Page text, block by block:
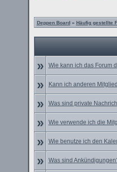
Deppen Board» Häufig gestellte
»
Wie kann ich das Forum
» Kann ich anderen
» Was sind private
» Wie verwende ich die
» Wie benutze ich den
» Was sind